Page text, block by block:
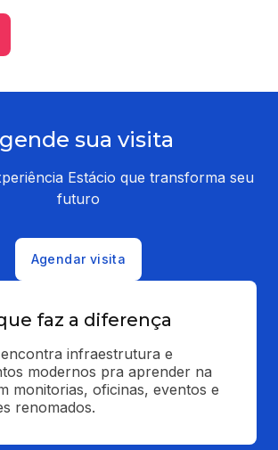
sua visita
Estácio que transforma seu
futuro
Agendar visita
faz a diferença
infraestrutura e
modernos pra aprender na
monitorias, oficinas, eventos e
renomados.